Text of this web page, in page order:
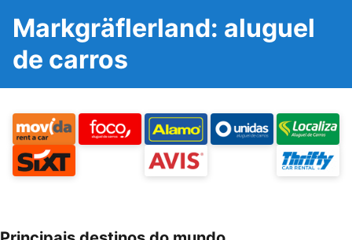
Markgräflerland: aluguel
de carros